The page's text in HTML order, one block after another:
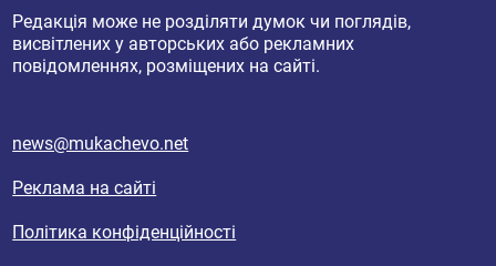
Редакція може не розділяти думок чи поглядів,
висвітлених у авторських або рекламних
повідомленнях, розміщених на сайті.
news@mukachevo.net
Реклама на сайті
Політика конфіденційності